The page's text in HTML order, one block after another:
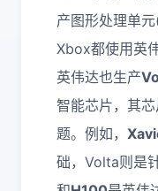
产图形处理单
Xbox都使用英
英伟达也生产
智能芯片，其
题。例如，
础，Volta则是